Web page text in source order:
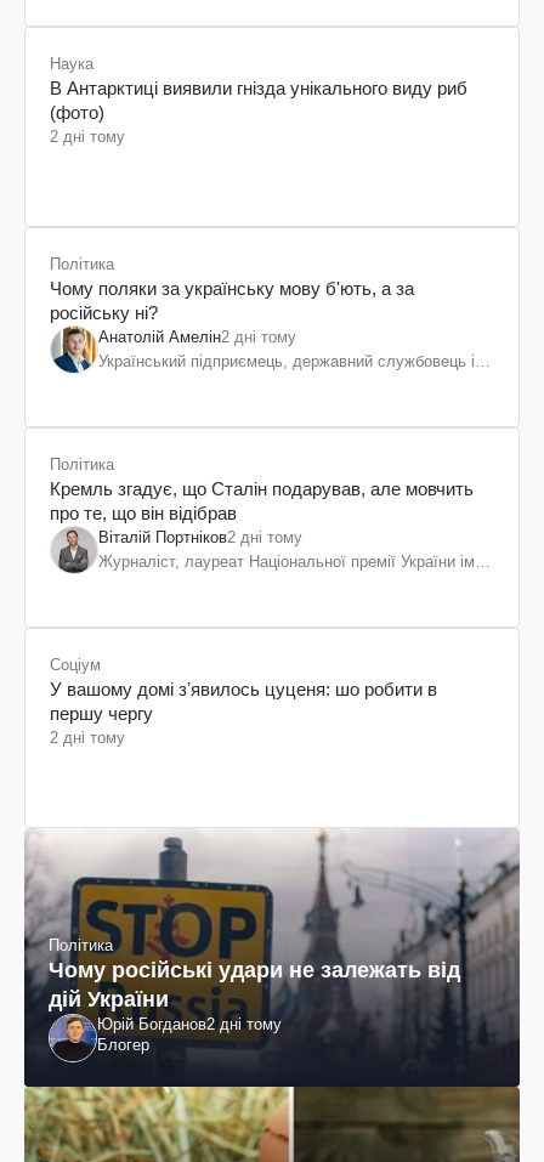
Наука
В Антарктиці виявили гнізда унікального виду риб
(фото)
2 дні тому
Політика
Чому поляки за українську мову б'ють, а за
російську ні?
Анатолій Амелін2 дні тому
Український підприємець, державний службовець і
Політика
Кремль згадує, що Сталін подарував, але мовчить
про те, що він відібрав
Віталій Портніков2 дні тому
Журналіст, лауреат Національної премії України ім.
Соціум
У вашому домі зʼявилось цуценя: шо робити в
першу чергу
2 дні тому
Політика
Чому російські удари не залежать від
дій України
Юрій Богданов2 дні тому
Блогер